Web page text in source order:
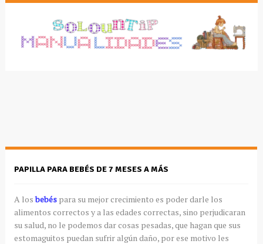
PAPILLA PARA BEBÉS DE 7 MESES A MÁS
A losbebéspara su mejor crecimiento es poder darle los
alimentos correctos y a las edades correctas, sino perjudicaran
su salud, no le podemos dar cosas pesadas, que hagan que sus
estomaguitos puedan sufrir algún daño, por ese motivo les